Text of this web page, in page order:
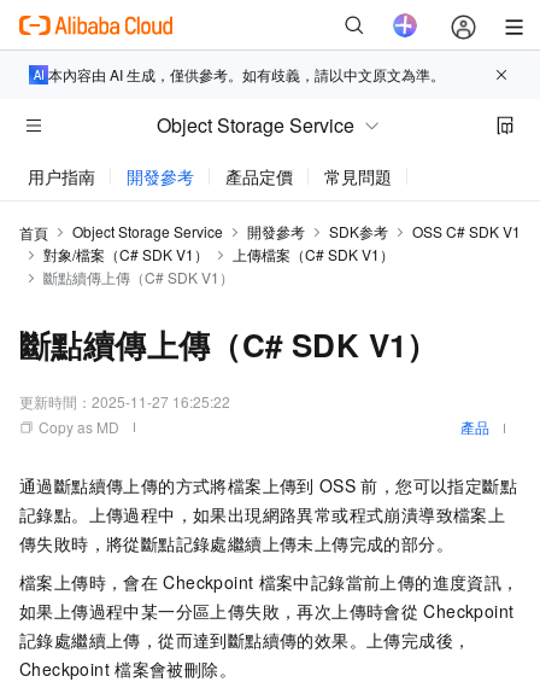
本內容由 AI 生成，僅供參考。如有歧義，請以中文原文為準。
Object Storage Service
用户指南 開發參考 產品定價 常見問題
首頁 Object Storage Service 開發參考 SDK参考
OSS C# SDK V1
對象/檔案（C# SDK V1）
上傳檔案（C# SDK V1）
斷點續傳上傳（C# SDK V1）
斷點續傳上傳（C# SDK V1）
更新時間： 2025-11-27 16:25:22
Copy as MD
產品
通過斷點續傳上傳的方式將檔案上傳到 OSS 前，您可以指定斷點
記錄點。上傳過程中，如果出現網路異常或程式崩潰導致檔案上
傳失敗時，將從斷點記錄處繼續上傳未上傳完成的部分。
檔案上傳時，會在 Checkpoint 檔案中記錄當前上傳的進度資訊，
如果上傳過程中某一分區上傳失敗，再次上傳時會從 Checkpoint
記錄處繼續上傳，從而達到斷點續傳的效果。上傳完成後，
Checkpoint 檔案會被刪除。